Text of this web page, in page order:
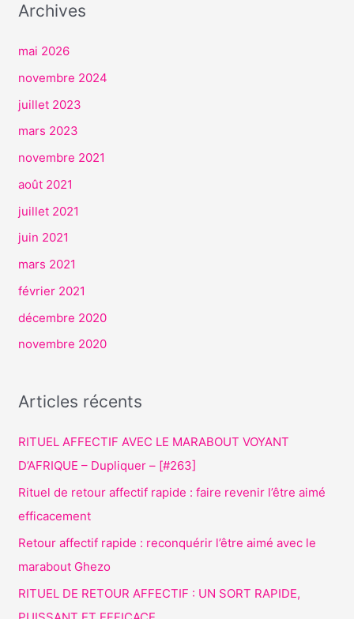
C
Archives
mai 2026
novembre 2024
juillet 2023
mars 2023
novembre 2021
août 2021
juillet 2021
juin 2021
mars 2021
février 2021
décembre 2020
novembre 2020
Articles récents
RITUEL AFFECTIF AVEC LE MARABOUT VOYANT
D’AFRIQUE – Dupliquer – [#263]
Rituel de retour affectif rapide : faire revenir l’être aimé
efficacement
Retour affectif rapide : reconquérir l’être aimé avec le
marabout Ghezo
RITUEL DE RETOUR AFFECTIF : UN SORT RAPIDE,